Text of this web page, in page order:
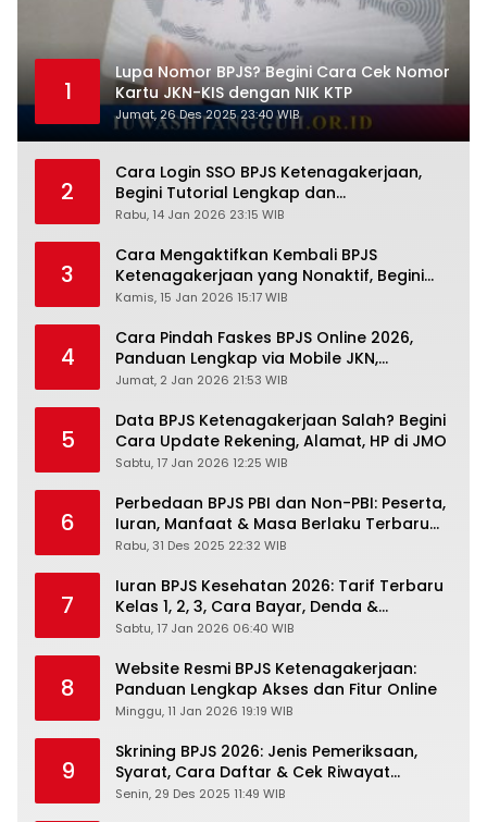
1
Lupa Nomor BPJS? Begini Cara Cek Nomor
Kartu JKN-KIS dengan NIK KTP
Jumat, 26 Des 2025 23:40 WIB
2
Cara Login SSO BPJS Ketenagakerjaan,
Begini Tutorial Lengkap dan
Pengertiannya
Rabu, 14 Jan 2026 23:15 WIB
3
Cara Mengaktifkan Kembali BPJS
Ketenagakerjaan yang Nonaktif, Begini
Panduan Lengkapnya
Kamis, 15 Jan 2026 15:17 WIB
4
Cara Pindah Faskes BPJS Online 2026,
Panduan Lengkap via Mobile JKN,
PANDAWA & Offiline Kantor Cabang
Jumat, 2 Jan 2026 21:53 WIB
5
Data BPJS Ketenagakerjaan Salah? Begini
Cara Update Rekening, Alamat, HP di JMO
Sabtu, 17 Jan 2026 12:25 WIB
6
Perbedaan BPJS PBI dan Non-PBI: Peserta,
Iuran, Manfaat & Masa Berlaku Terbaru
2026
Rabu, 31 Des 2025 22:32 WIB
7
Iuran BPJS Kesehatan 2026: Tarif Terbaru
Kelas 1, 2, 3, Cara Bayar, Denda &
Panduan Lengkap Peserta JKN-KIS
Sabtu, 17 Jan 2026 06:40 WIB
8
Website Resmi BPJS Ketenagakerjaan:
Panduan Lengkap Akses dan Fitur Online
Minggu, 11 Jan 2026 19:19 WIB
9
Skrining BPJS 2026: Jenis Pemeriksaan,
Syarat, Cara Daftar & Cek Riwayat
Kesehatan Gratis
Senin, 29 Des 2025 11:49 WIB